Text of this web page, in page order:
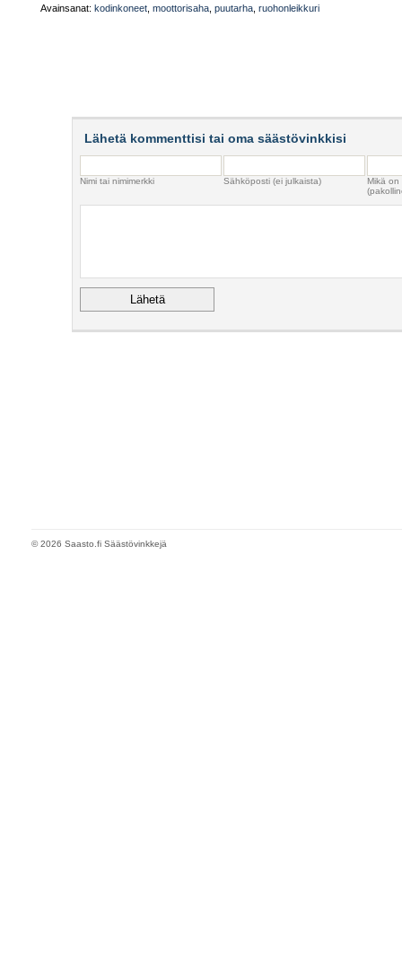
Avainsanat: kodinkoneet moottorisaha puutarha ruohonleikkuri
Lähetä kommenttisi tai oma säästövinkkisi
Nimi tai nimimerkki Sähköposti (ei julkaista)
Mikä
© 2026 Saasto.fi Säästövinkkejä